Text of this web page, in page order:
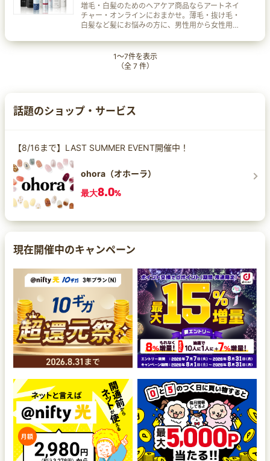
増毛・白髪のためのヘアケア商品ならアートネイ
チャー・オンラインにおまかせ。薄毛・抜け毛・
白髪など髪にお悩みの方に、男性用から女性用ま
をお届け！
1～7件を表示
（全 7件）
話題のショップ・サービス
【8/16まで】LAST SUMMER EVENT開催中！
ohora（オホーラ）
最大8.0%
現在開催中のキャンペーン